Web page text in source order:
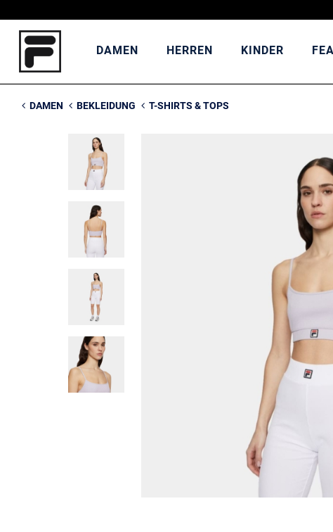
DAMEN HERREN KINDER
DAMEN BEKLEIDUNG T-SHIRTS & TOPS